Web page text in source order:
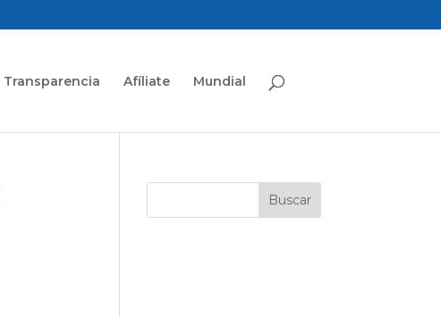
Transparencia Afíliate Mundial